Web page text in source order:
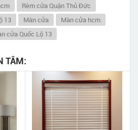
Rèm cửa Quận Thủ Đức
13
Màn cửa
Màn cửa hcm
cửa Quốc Lộ 13
TÂM: